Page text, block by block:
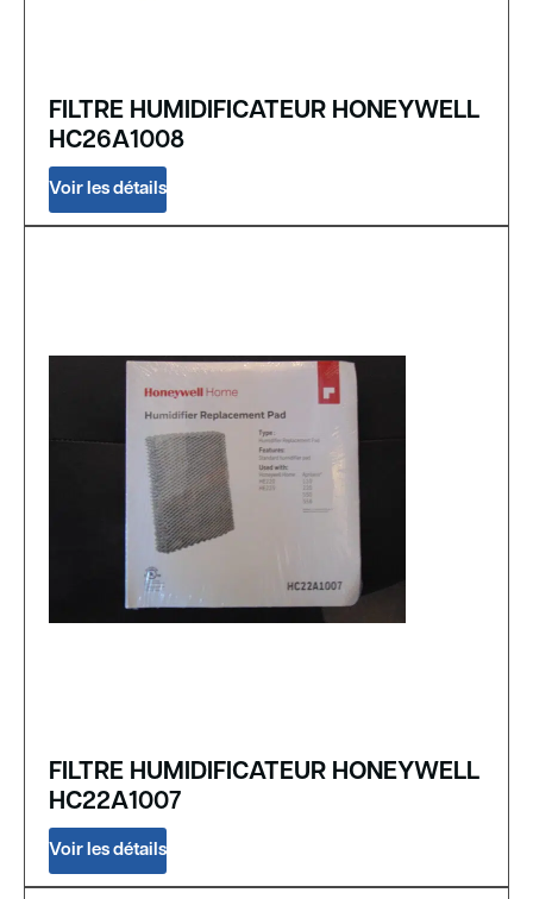
FILTRE HUMIDIFICATEUR HONEYWELL
HC26A1008
Voir les détails
FILTRE HUMIDIFICATEUR HONEYWELL
HC22A1007
Voir les détails